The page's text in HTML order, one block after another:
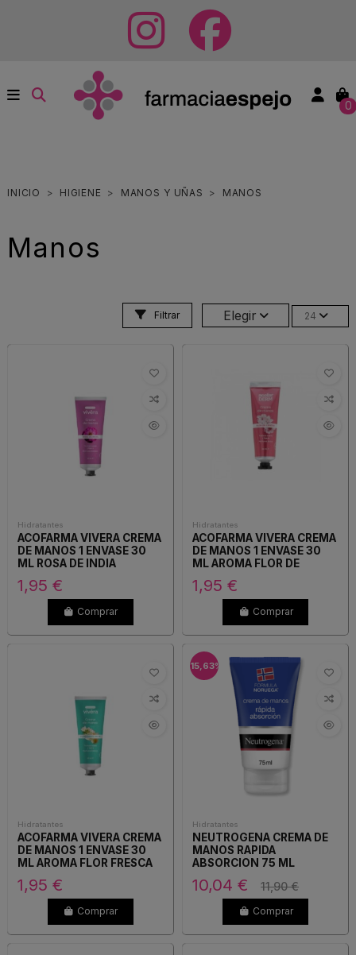
0
INICIO HIGIENE MANOS Y UÑAS MANOS
Manos
Filtrar Elegir 24
Hidratantes
ACOFARMA VIVERA CREMA
DE MANOS 1 ENVASE 30
ML ROSA DE INDIA
1,95 €
Comprar
Hidratantes
ACOFARMA VIVERA CREMA
DE MANOS 1 ENVASE 30
ML AROMA FLOR DE
1,95 €
Comprar
Hidratantes
ACOFARMA VIVERA CREMA
DE MANOS 1 ENVASE 30
ML AROMA FLOR FRESCA
1,95 €
Comprar
-15,63%
Hidratantes
NEUTROGENA CREMA DE
MANOS RAPIDA
ABSORCION 75 ML
10,04 € 11,90 €
Comprar